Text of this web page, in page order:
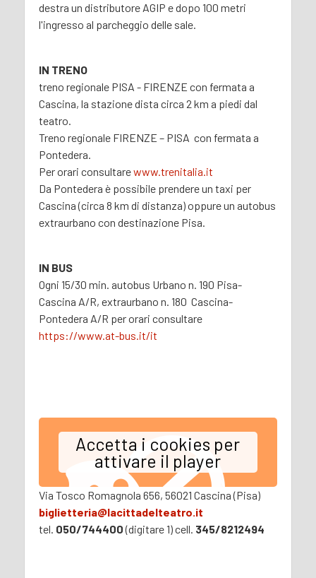
destra un distributore AGIP e dopo 100 metri
l'ingresso al parcheggio delle sale.
IN TRENO
treno regionale PISA - FIRENZE con fermata a
Cascina, la stazione dista circa 2 km a piedi dal
teatro.
Treno regionale FIRENZE – PISA con fermata a
Pontedera.
Per orari consultarewww.trenitalia.it
Da Pontedera è possibile prendere un taxi per
Cascina (circa 8 km di distanza) oppure un autobus
extraurbano con destinazione Pisa.
IN BUS
Ogni 15/30 min. autobus Urbano n. 190 Pisa-
Cascina A/R, extraurbano n. 180 Cascina-
Pontedera A/R per orari consultare
https://www.at-bus.it/it
Accetta i cookies per
attivare il player
Via Tosco Romagnola 656, 56021 Cascina (Pisa)
biglietteria@lacittadelteatro.it
tel. 050/744400(digitare 1) cell. 345/8212494